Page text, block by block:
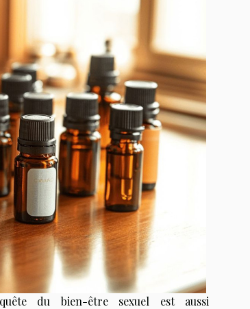
du bien-être sexuel est aussi